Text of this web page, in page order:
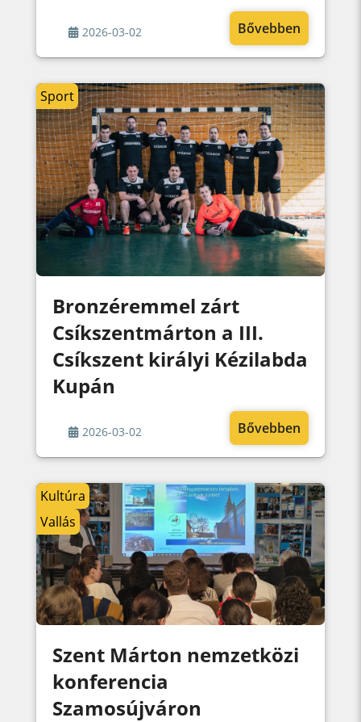
2026-03-02 Bővebben
Bronzéremmel zárt
Csíkszentmárton a III.
Csíkszent királyi Kézilabda
Kupán
2026-03-02 Bővebben
Sport
Szent Márton nemzetközi
konferencia
Szamosújváron
Kultúra
Vallás